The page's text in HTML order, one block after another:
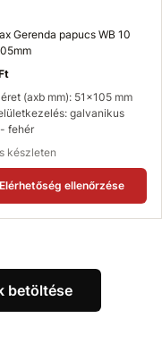
Gerenda papucs WB 10
(axb mm): 51x105 mm
galvanikus
fehér
készleten
Elérhetőség ellenőrzése
betöltése